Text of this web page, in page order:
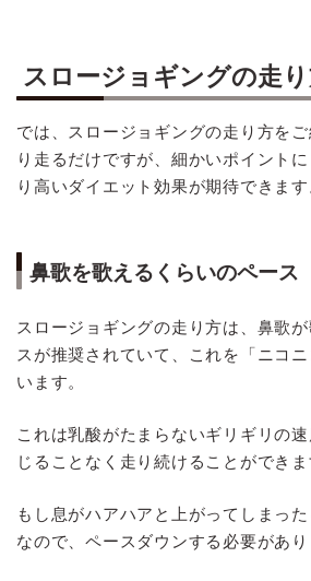
スロージョギングの走
では、スロージョギングの走り方を
り走るだけですが、細かいポイント
り高いダイエット効果が期待できます
鼻歌を歌えるくらいのペース
スロージョギングの走り方は、鼻歌
スが推奨されていて、これを「ニコ
います。
これは乳酸がたまらないギリギリの
じることなく走り続けることができま
もし息がハアハアと上がってしまっ
なので、ペースダウンする必要があり